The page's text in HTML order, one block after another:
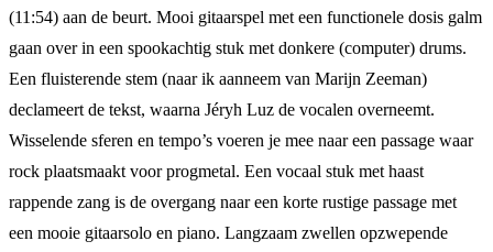
(11:54) aan de beurt. Mooi gitaarspel met een functionele dosis galm
gaan over in een spookachtig stuk met donkere (computer) drums.
Een fluisterende stem (naar ik aanneem van Marijn Zeeman)
declameert de tekst, waarna Jéryh Luz de vocalen overneemt.
Wisselende sferen en tempo’s voeren je mee naar een passage waar
rock plaatsmaakt voor progmetal. Een vocaal stuk met haast
rappende zang is de overgang naar een korte rustige passage met
een mooie gitaarsolo en piano. Langzaam zwellen opzwepende